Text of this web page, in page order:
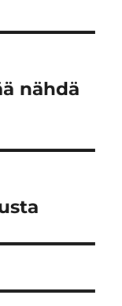
nähdä